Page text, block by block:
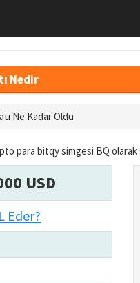
Nedir
Ne Kadar Oldu
para bitqy simgesi BQ
USD
Eder?